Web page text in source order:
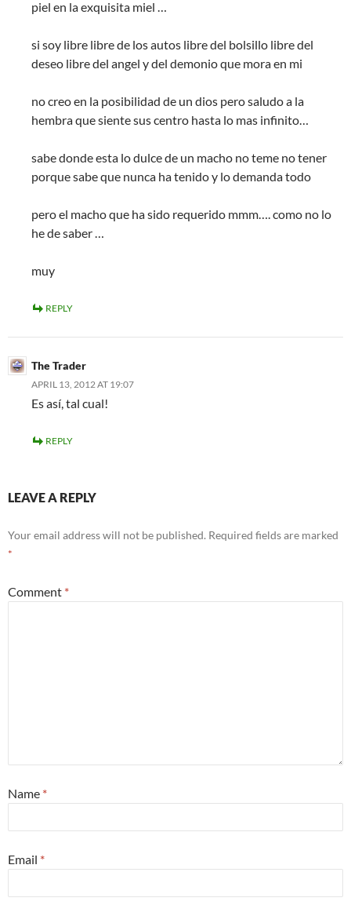
piel en la exquisita miel …
si soy libre libre de los autos libre del bolsillo libre del
deseo libre del angel y del demonio que mora en mi
no creo en la posibilidad de un dios pero saludo a la
hembra que siente sus centro hasta lo mas infinito…
sabe donde esta lo dulce de un macho no teme no tener
porque sabe que nunca ha tenido y lo demanda todo
pero el macho que ha sido requerido mmm…. como no lo
he de saber …
muy
REPLY
The Trader
APRIL 13, 2012 AT 19:07
Es así, tal cual!
REPLY
LEAVE A REPLY
Your email address will not be published. Required fields are marked
*
Comment *
Name *
Email *